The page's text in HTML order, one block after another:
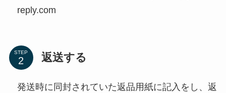
reply.com
STEP 返送する
発送時に同封されていた返品用紙に記入をし、返